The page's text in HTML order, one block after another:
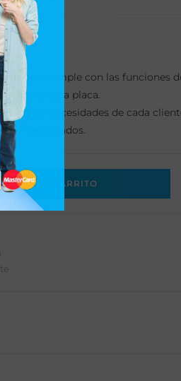
que cumple con las funciones
en una sola placa.
a las necesidades de cada
y certificados.
AL CARRITO